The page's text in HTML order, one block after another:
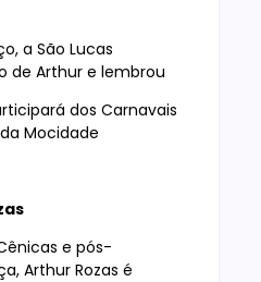
a São Lucas
de Arthur e lembrou
dos Carnavais
Mocidade
e pós-
Arthur Rozas é